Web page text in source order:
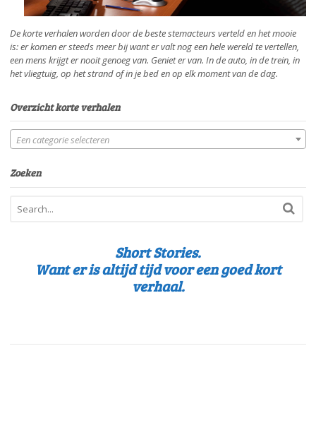
De korte verhalen worden door de beste stemacteurs verteld en het mooie
is: er komen er steeds meer bij want er valt nog een hele wereld te vertellen,
een mens krijgt er nooit genoeg van. Geniet er van. In de auto, in de trein, in
het vliegtuig, op het strand of in je bed en op elk moment van de dag.
Overzicht korte verhalen
Een categorie selecteren
Zoeken
Short Stories.
Want er is altijd tijd voor een goed kort
verhaal.